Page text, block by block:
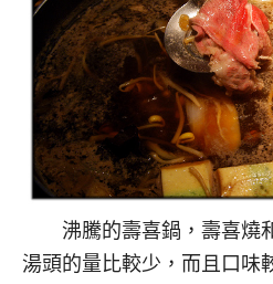
沸騰的壽喜鍋，壽喜燒
湯頭的量比較少，而且口味